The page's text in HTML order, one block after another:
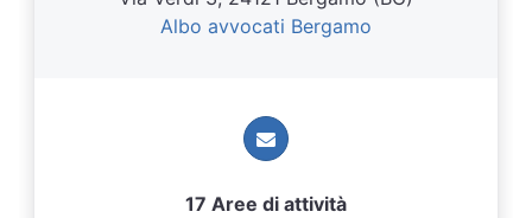
Albo avvocati Bergamo
17 Aree di attività